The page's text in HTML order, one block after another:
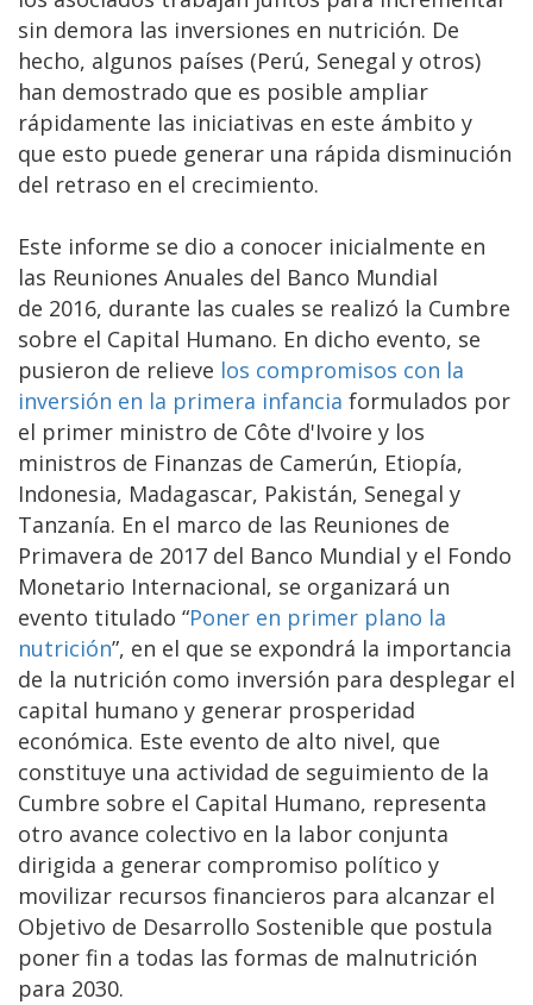
sin demora las inversiones en nutrición. De
hecho, algunos países (Perú, Senegal y otros)
han demostrado que es posible ampliar
rápidamente las iniciativas en este ámbito y
que esto puede generar una rápida disminución
del retraso en el crecimiento.
Este informe se dio a conocer inicialmente en
las Reuniones Anuales del Banco Mundial
de 2016, durante las cuales se realizó la Cumbre
sobre el Capital Humano. En dicho evento, se
pusieron de relieve los compromisos con la
inversión en la primera infancia formulados por
el primer ministro de Côte d'Ivoire y los
ministros de Finanzas de Camerún, Etiopía,
Indonesia, Madagascar, Pakistán, Senegal y
Tanzanía. En el marco de las Reuniones de
Primavera de 2017 del Banco Mundial y el Fondo
Monetario Internacional, se organizará un
evento titulado “Poner en primer plano la
nutrición”, en el que se expondrá la importancia
de la nutrición como inversión para desplegar el
capital humano y generar prosperidad
económica. Este evento de alto nivel, que
constituye una actividad de seguimiento de la
Cumbre sobre el Capital Humano, representa
otro avance colectivo en la labor conjunta
dirigida a generar compromiso político y
movilizar recursos financieros para alcanzar el
Objetivo de Desarrollo Sostenible que postula
poner fin a todas las formas de malnutrición
para 2030.